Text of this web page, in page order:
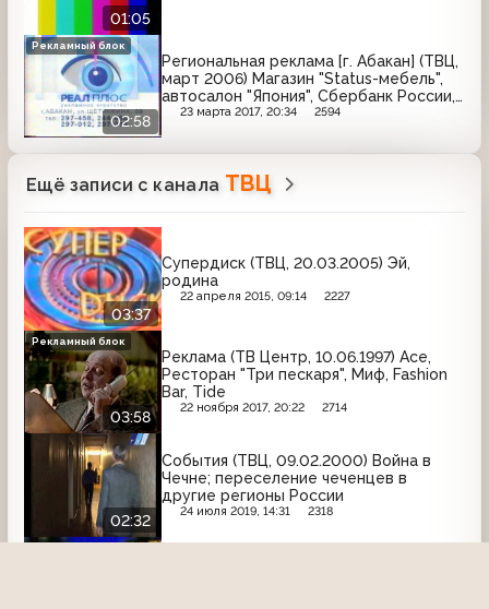
01:05
02:58
Региональная реклама [г. Абакан] (ТВЦ,
март 2006) Магазин "Status-мебель",
автосалон "Япония", Сбербанк России,
строительная компания "Людвиг",
23 марта 2017, 20:34 2594
Рекламный блок
Ещё записи с канала ТВЦ
03:37
Супердиск (ТВЦ, 20.03.2005) Эй,
родина
22 апреля 2015, 09:14 2227
03:58
Реклама (ТВ Центр, 10.06.1997) Ace,
Ресторан "Три пескаря", Миф, Fashion
Bar, Tide
22 ноября 2017, 20:22 2714
Рекламный блок
02:32
События (ТВЦ, 09.02.2000) Война в
Чечне; переселение чеченцев в
другие регионы России
24 июля 2019, 14:31 2318